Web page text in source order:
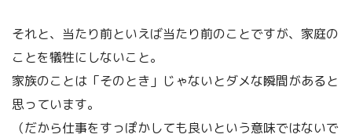
それと、当たり前といえば当たり前のことですが、家庭の
ことを犠牲にしないこと。
家族のことは「そのとき」じゃないとダメな瞬間があると
思っています。
（だから仕事をすっぽかしても良いという意味ではないで